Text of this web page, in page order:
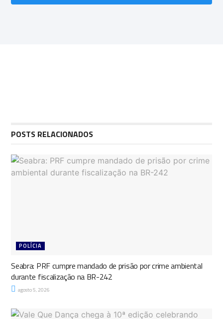
POSTS RELACIONADOS
POLÍCIA
Seabra: PRF cumpre mandado de prisão por crime ambiental
durante fiscalização na BR-242
agosto 5, 2026